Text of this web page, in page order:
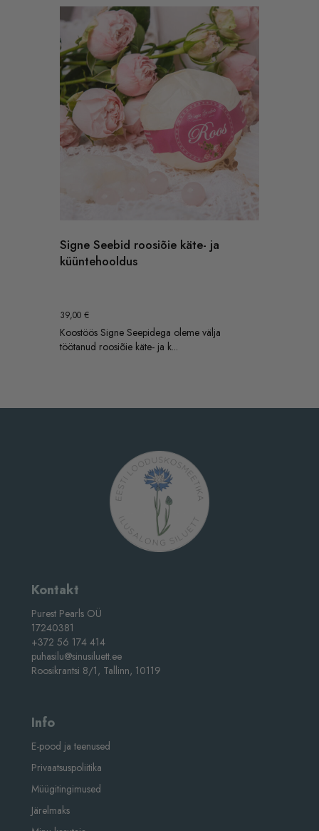
Signe Seebid roosiõie käte- ja
küüntehooldus
39,00 €
Koostöös Signe Seepidega oleme välja
töötanud roosiõie käte- ja k...
Kontakt
Purest Pearls OÜ
17240381
+372 56 174 414
puhasilu@sinusiluett.ee
Roosikrantsi 8/1, Tallinn, 10119
Info
E-pood ja teenused
Privaatsuspoliitika
Müügitingimused
Järelmaks